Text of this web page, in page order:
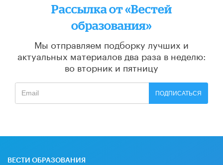
Рассылка от «Вестей
образования»
Мы отправляем подборку лучших и
актуальных материалов два раза в неделю:
во вторник и пятницу
ПОДПИСАТЬСЯ
ВЕСТИ ОБРАЗОВАНИЯ